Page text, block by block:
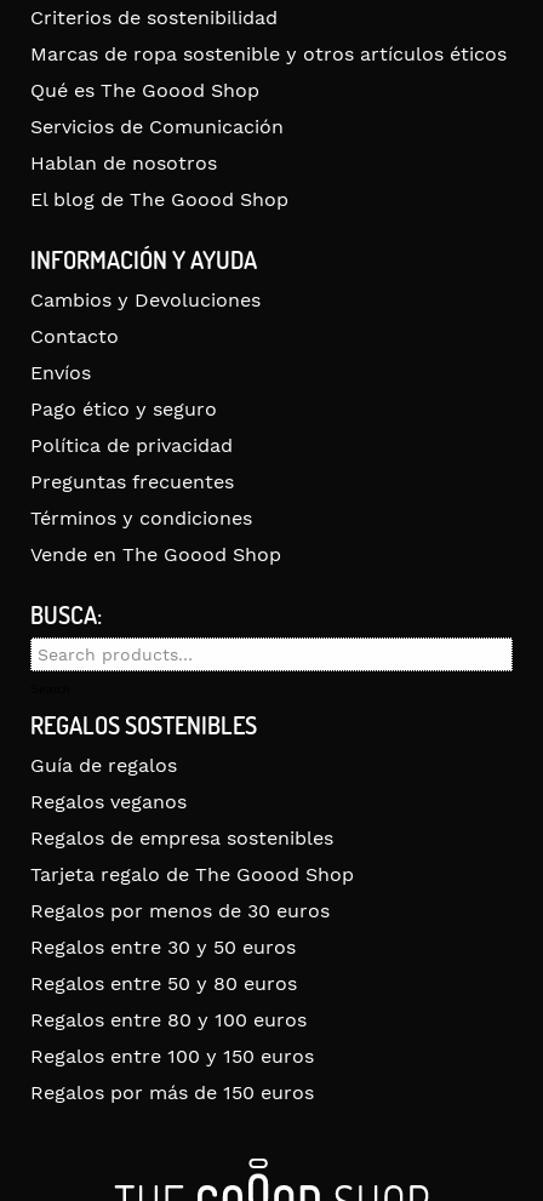
Criterios de sostenibilidad
Marcas de ropa sostenible y otros artículos éticos
Qué es The Goood Shop
Servicios de Comunicación
Hablan de nosotros
El blog de The Goood Shop
INFORMACIÓN Y AYUDA
Cambios y Devoluciones
Contacto
Envíos
Pago ético y seguro
Política de privacidad
Preguntas frecuentes
Términos y condiciones
Vende en The Goood Shop
BUSCA:
Search
REGALOS SOSTENIBLES
Guía de regalos
Regalos veganos
Regalos de empresa sostenibles
Tarjeta regalo de The Goood Shop
Regalos por menos de 30 euros
Regalos entre 30 y 50 euros
Regalos entre 50 y 80 euros
Regalos entre 80 y 100 euros
Regalos entre 100 y 150 euros
Regalos por más de 150 euros